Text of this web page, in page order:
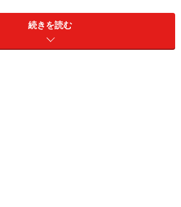
して下さい』『自分の成功を認識して
続きを読む